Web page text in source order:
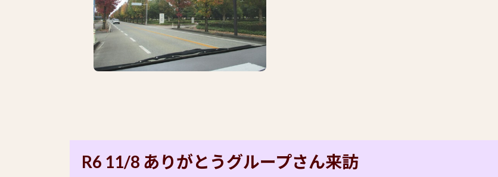
R6 11/8 ありがとうグループさん来訪